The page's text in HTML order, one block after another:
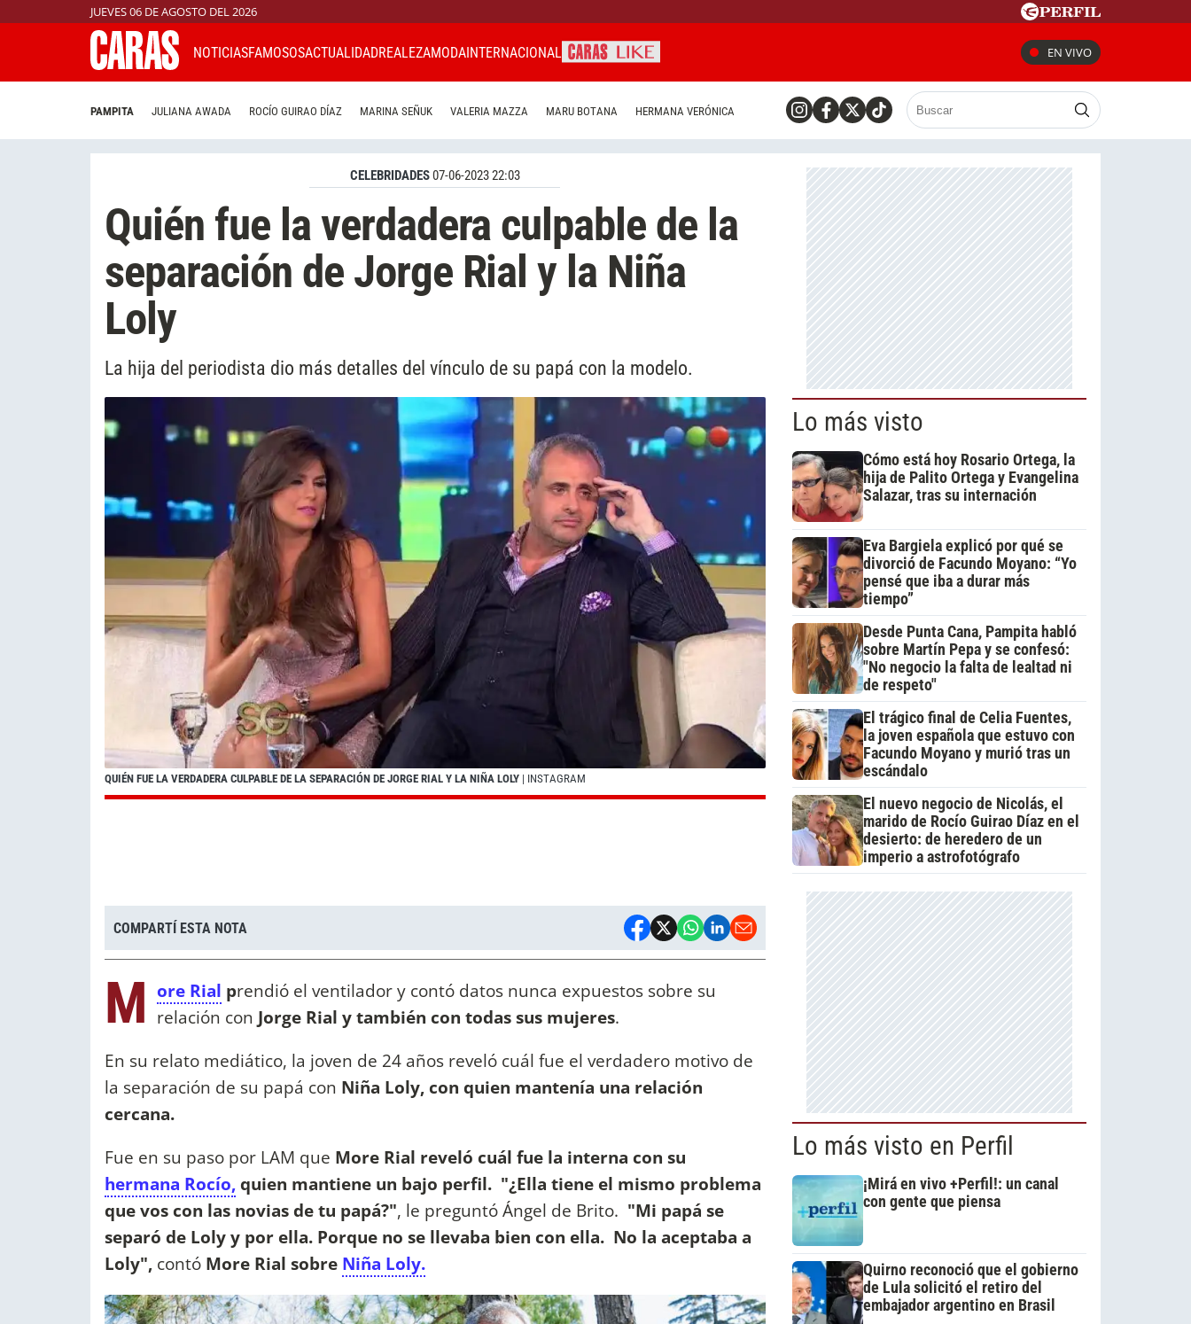
JUEVES 06 DE AGOSTO DEL 2026
NOTICIASFAMOSOSACTUALIDADREALEZAMODAINTERNACIONAL EN VIVO
PAMPITA JULIANA AWADA ROCÍO GUIRAO DÍAZ MARINA SEÑUK VALERIA MAZZA MARU BOTANA HERMANA VERÓNICA
CELEBRIDADES07-06-2023 22:03
Quién fue la verdadera culpable de la
separación de Jorge Rial y la Niña
Loly
La hija del periodista dio más detalles del vínculo de su papá con la modelo.
QUIÉN FUE LA VERDADERA CULPABLE DE LA SEPARACIÓN DE JORGE RIAL Y LA NIÑA LOLY | INSTAGRAM
COMPARTÍ ESTA NOTA
M ore Rial prendió el ventilador y contó datos nunca expuestos sobre su
relación con Jorge Rial y también con todas sus mujeres.
En su relato mediático, la joven de 24 años reveló cuál fue el verdadero motivo de
la separación de su papá con Niña Loly, con quien mantenía una relación
cercana.
Fue en su paso por LAM que More Rial reveló cuál fue la interna con su
hermana Rocío,quien mantiene un bajo perfil. "¿Ella tiene el mismo problema
que vos con las novias de tu papá?", le preguntó Ángel de Brito. "Mi papá se
separó de Loly y por ella. Porque no se llevaba bien con ella. No la aceptaba a
Loly", contó More Rial sobre Niña Loly.
Lo más visto
Cómo está hoy Rosario Ortega, la
hija de Palito Ortega y Evangelina
Salazar, tras su internación
Eva Bargiela explicó por qué se
divorció de Facundo Moyano: “Yo
pensé que iba a durar más
tiempo”
Desde Punta Cana, Pampita habló
sobre Martín Pepa y se confesó:
"No negocio la falta de lealtad ni
de respeto"
El trágico final de Celia Fuentes,
la joven española que estuvo con
Facundo Moyano y murió tras un
escándalo
El nuevo negocio de Nicolás, el
marido de Rocío Guirao Díaz en el
desierto: de heredero de un
imperio a astrofotógrafo
Lo más visto en Perfil
¡Mirá en vivo +Perfil!: un canal
con gente que piensa
Quirno reconoció que el gobierno
de Lula solicitó el retiro del
embajador argentino en Brasil